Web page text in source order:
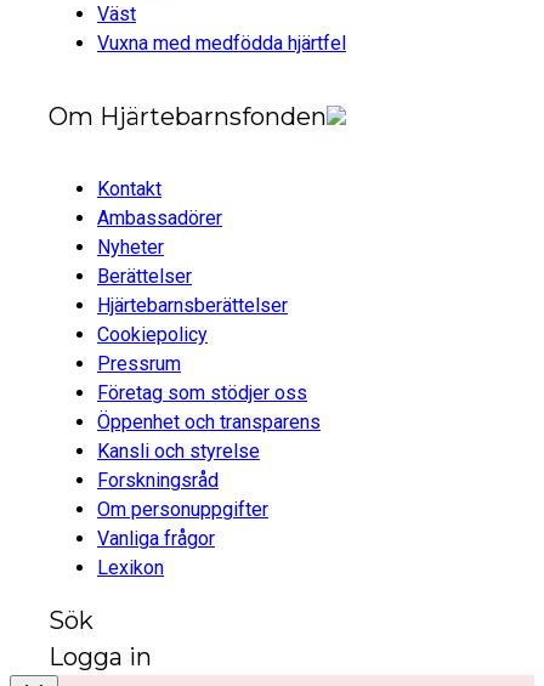
Väst
Vuxna med medfödda hjärtfel
Om Hjärtebarnsfonden
Kontakt
Ambassadörer
Nyheter
Berättelser
Hjärtebarnsberättelser
Cookiepolicy
Pressrum
Företag som stödjer oss
Öppenhet och transparens
Kansli och styrelse
Forskningsråd
Om personuppgifter
Vanliga frågor
Lexikon
Sök
Logga in